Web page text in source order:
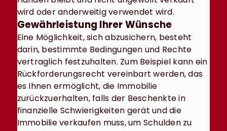
wird oder anderweitig verwendet wird.
Gewährleistung Ihrer Wünsche
Eine Möglichkeit, sich abzusichern, besteht
darin, bestimmte Bedingungen und Rechte
vertraglich festzuhalten. Zum Beispiel kann ein
Rückforderungsrecht vereinbart werden, das
es Ihnen ermöglicht, die Immobilie
zurückzuerhalten, falls der Beschenkte in
finanzielle Schwierigkeiten gerät und die
Immobilie verkaufen muss, um Schulden zu